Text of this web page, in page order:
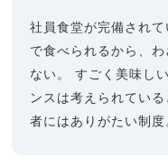
社員食堂が完備され
で食べられるから、
ない。すごく美味し
ンスは考えられてい
者にはありがたい制度